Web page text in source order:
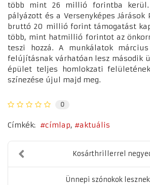
több mint 26 millió forintba kerül.
pályázott és a Versenyképes Járások
bruttó 20 millió forint támogatást
több, mint hatmillió forintot az
teszi hozzá. A munkálatok
felújításnak várhatóan lesz második
épület teljes homlokzati
színezése újul majd meg.
0
Címkék: címlap aktuális
Kosárthrillerrel
Ünnepi szónokok lesznek